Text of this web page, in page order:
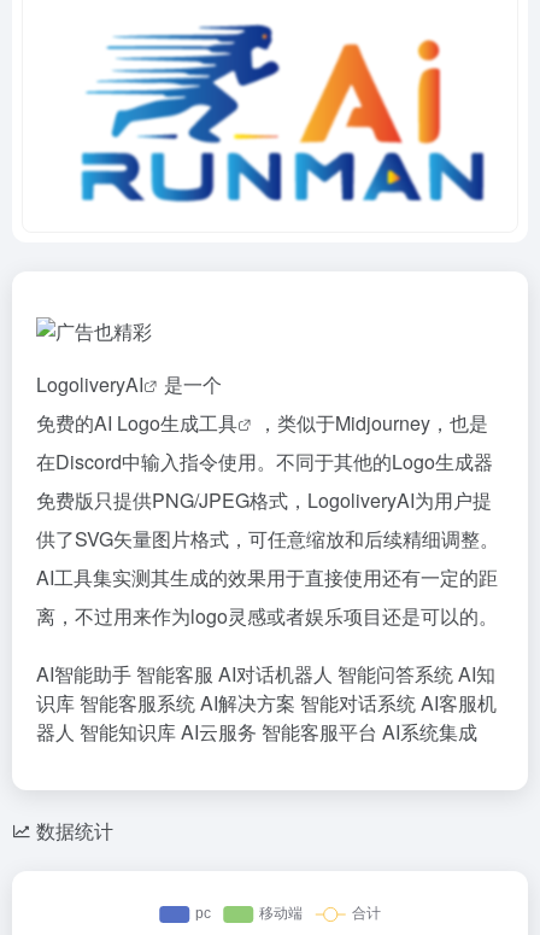
LogoliveryAI
是一个
免费的AI Logo生成工具
，类似于Midjourney，也是
在Discord中输入指令使用。不同于其他的Logo生成器
免费版只提供PNG/JPEG格式，LogoliveryAI为用户提
供了SVG矢量图片格式，可任意缩放和后续精细调整。
AI工具集实测其生成的效果用于直接使用还有一定的距
离，不过用来作为logo灵感或者娱乐项目还是可以的。
AI智能助手 智能客服 AI对话机器人 智能问答系统AI知
识库 智能客服系统AI解决方案 智能对话系统AI客服机
器人 智能知识库AI云服务 智能客服平台 AI系统集成
数据统计